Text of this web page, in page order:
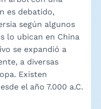
es debatido,
según algunos
lo ubican en China
se expandió a
a diversas
Existen
el año 7.000 a.C.